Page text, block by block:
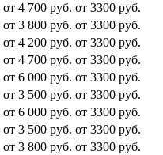
от 4 700 руб. от 3300 руб.
от 3 800 руб. от 3300 руб.
от 4 200 руб. от 3300 руб.
от 4 700 руб. от 3300 руб.
от 6 000 руб. от 3300 руб.
от 3 500 руб. от 3300 руб.
от 6 000 руб. от 3300 руб.
от 3 500 руб. от 3300 руб.
от 3 800 руб. от 3300 руб.